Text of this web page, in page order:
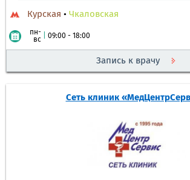
Курская • Чкаловская
пн-
вс
09:00 - 18:00
Запись к врачу
Сеть клиник